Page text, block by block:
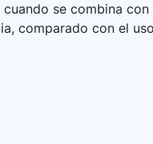
se combina
comparado con el